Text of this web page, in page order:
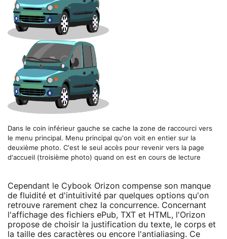
Dans le coin inférieur gauche se cache la zone de raccourci vers
le menu principal. Menu principal qu'on voit en entier sur la
deuxième photo. C'est le seul accès pour revenir vers la page
d'accueil (troisième photo) quand on est en cours de lecture
Cependant le Cybook Orizon compense son manque
de fluidité et d'intuitivité par quelques options qu'on
retrouve rarement chez la concurrence. Concernant
l'affichage des fichiers ePub, TXT et HTML, l'Orizon
propose de choisir la justification du texte, le corps et
la taille des caractères ou encore l'antialiasing. Ce